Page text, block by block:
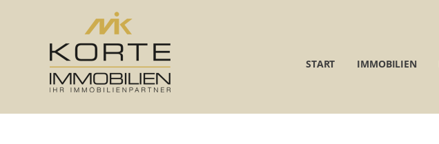
START IMMOBILIEN